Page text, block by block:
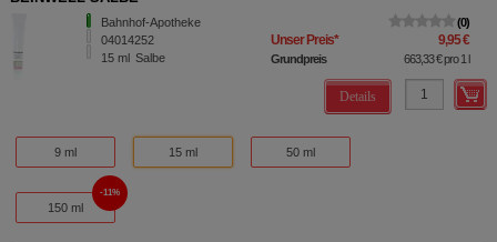
Bahnhof-Apotheke
04014252
15 ml Salbe
0
Unser Preis* 9,95 €
Grundpreis 663,33 €pro 1 l
Details
9 ml 15 ml 50 ml
150 ml
11%